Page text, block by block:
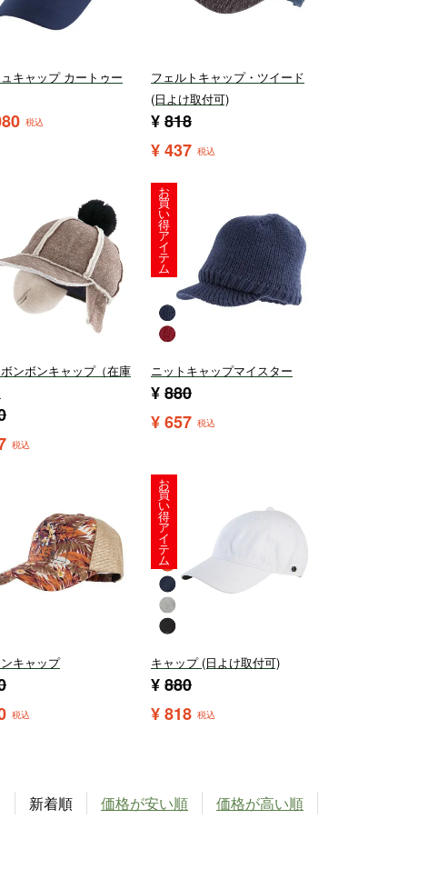
キャップ カートゥー
税込
フェルトキャップ・ツイード
(日よけ取付可)
¥818
¥437 税込
ンボンキャップ（在庫
税込
お
買
い
得
ア
イ
テ
ム
ニットキャップマイスター
¥880
¥657 税込
キャップ
税込
お
買
い
得
ア
イ
テ
ム
キャップ (日よけ取付可)
¥880
¥818 税込
新着順 価格が安い順 価格が高い順